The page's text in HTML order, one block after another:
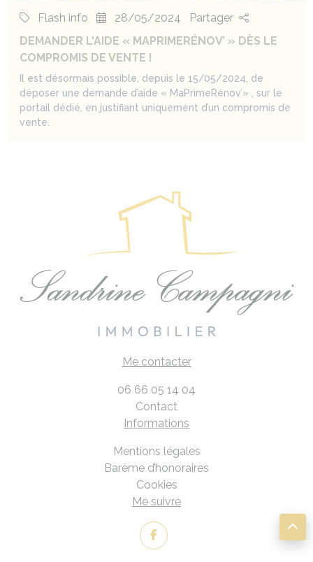
Flash info 28/05/2024
Partager
DEMANDER L'AIDE « MAPRIMERÉNOV’ » DÈS LE
COMPROMIS DE VENTE !
Il est désormais possible, depuis le 15/05/2024, de
déposer une demande d’aide « MaPrimeRénov’» , sur le
portail dédié, en justifiant uniquement d’un compromis de
vente.
Me contacter
06 66 05 14 04
Contact
Informations
Mentions légales
Barème d’honoraires
Cookies
Me suivre